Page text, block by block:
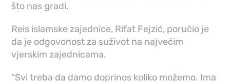
što nas gradi.
Reis islamske zajednice, Rifat Fejzić, poručio je
da je odgovonost za suživot na najvećim
vjerskim zajednicama.
“Svi treba da damo doprinos koliko možemo. Ima